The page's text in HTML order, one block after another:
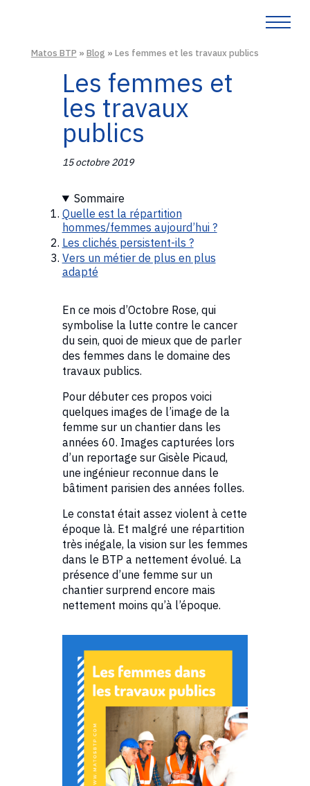
Matos BTP » Blog » Les femmes et les travaux publics
Les femmes et
les travaux
publics
15 octobre 2019
Sommaire
Quelle est la répartition
hommes/femmes aujourd’hui ?
Les clichés persistent-ils ?
Vers un métier de plus en plus
adapté
En ce mois d’Octobre Rose, qui
symbolise la lutte contre le cancer
du sein, quoi de mieux que de parler
des femmes dans le domaine des
travaux publics.
Pour débuter ces propos voici
quelques images de l’image de la
femme sur un chantier dans les
années 60. Images capturées lors
d’un reportage sur Gisèle Picaud,
une ingénieur reconnue dans le
bâtiment parisien des années folles.
Le constat était assez violent à cette
époque là. Et malgré une répartition
très inégale, la vision sur les femmes
dans le BTP a nettement évolué. La
présence d’une femme sur un
chantier surprend encore mais
nettement moins qu’à l’époque.